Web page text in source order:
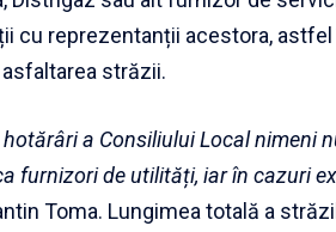
cu reprezentanții acestora,
străzii.
a Consiliului Local nimeni
furnizori de utilități, iar în cazuri
Toma. Lungimea totală a